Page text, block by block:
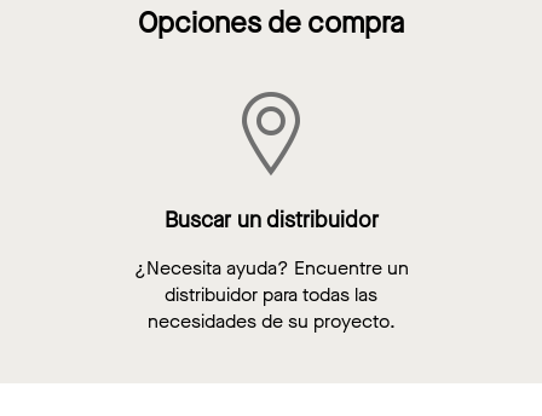
Opciones de compra
Buscar un distribuidor
¿Necesita ayuda? Encuentre un
distribuidor para todas las
necesidades de su proyecto.